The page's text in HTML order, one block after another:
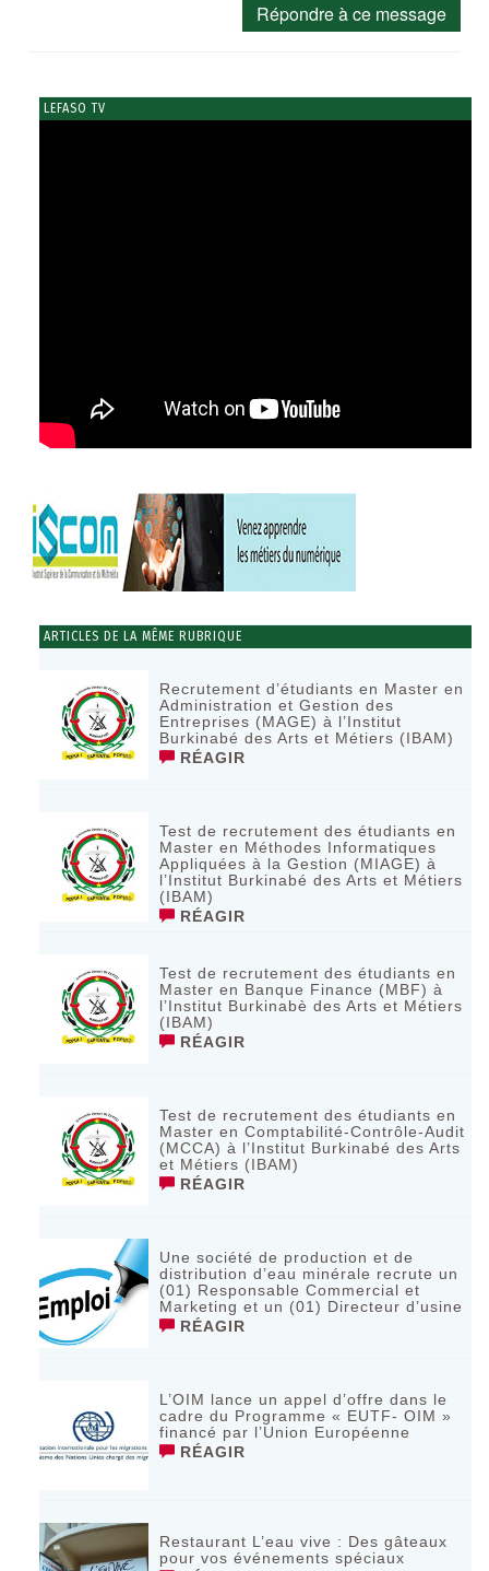
Répondre à ce message
LEFASO TV
ARTICLES DE LA MÊME RUBRIQUE
Recrutement d’étudiants en Master en
Administration et Gestion des
Entreprises (MAGE) à l’Institut
Burkinabé des Arts et Métiers (IBAM)
RÉAGIR
Test de recrutement des étudiants en
Master en Méthodes Informatiques
Appliquées à la Gestion (MIAGE) à
l’Institut Burkinabé des Arts et Métiers
(IBAM)
RÉAGIR
Test de recrutement des étudiants en
Master en Banque Finance (MBF) à
l’Institut Burkinabè des Arts et Métiers
(IBAM)
RÉAGIR
Test de recrutement des étudiants en
Master en Comptabilité-Contrôle-Audit
(MCCA) à l’Institut Burkinabé des Arts
et Métiers (IBAM)
RÉAGIR
Une société de production et de
distribution d’eau minérale recrute un
(01) Responsable Commercial et
Marketing et un (01) Directeur d’usine
RÉAGIR
L’OIM lance un appel d’offre dans le
cadre du Programme « EUTF- OIM »
financé par l’Union Européenne
RÉAGIR
Restaurant L’eau vive : Des gâteaux
pour vos événements spéciaux